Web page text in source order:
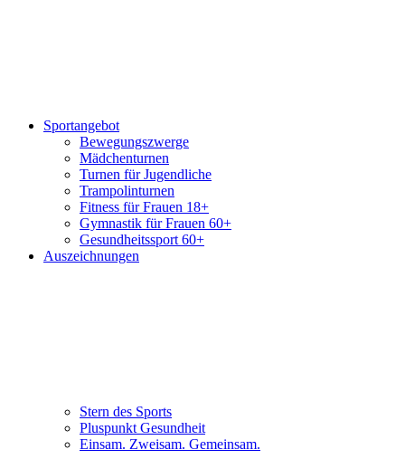
Sportangebot
Bewegungszwerge
Mädchenturnen
Turnen für Jugendliche
Trampolinturnen
Fitness für Frauen 18+
Gymnastik für Frauen 60+
Gesundheitssport 60+
Auszeichnungen
Stern des Sports
Pluspunkt Gesundheit
Einsam. Zweisam. Gemeinsam.